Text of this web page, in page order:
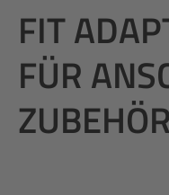
FIT
FÜR
ZUBEHÖR